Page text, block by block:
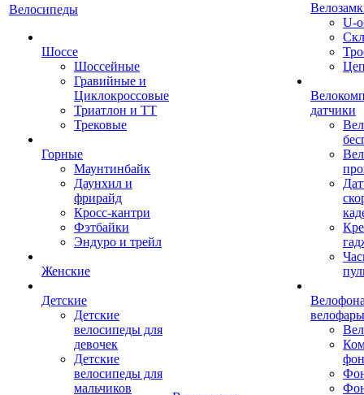
Велосипеды
Шоссе
Шоссейные
Гравийные и
Циклокроссовые
Триатлон и ТТ
Трековые
Горные
Маунтинбайк
Даунхил и
фрирайд
Кросс-кантри
Фэтбайки
Эндуро и трейл
Женские
Детские
Детские
велосипеды для
девочек
Детские
велосипеды для
мальчиков
U-
датчики
велофары